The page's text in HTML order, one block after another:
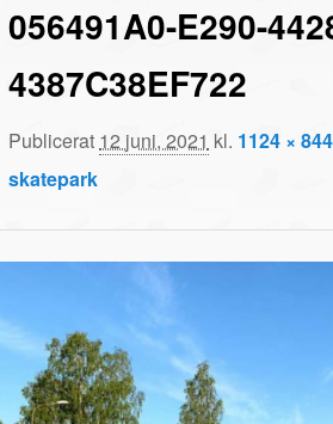
INNEHÅLL
INNEHÅLL
056491A0-E290-
4387C38EF722
Publicerat 12 juni, 2021 kl. 1124 × 844
skatepark